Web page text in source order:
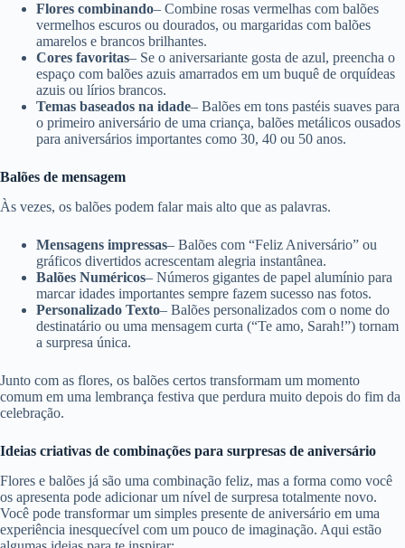
Flores combinando– Combine rosas vermelhas com balões
vermelhos escuros ou dourados, ou margaridas com balões
amarelos e brancos brilhantes.
Cores favoritas– Se o aniversariante gosta de azul, preencha o
espaço com balões azuis amarrados em um buquê de orquídeas
azuis ou lírios brancos.
Temas baseados na idade– Balões em tons pastéis suaves para
o primeiro aniversário de uma criança, balões metálicos ousados ​​
para aniversários importantes como 30, 40 ou 50 anos.
Balões de mensagem
Às vezes, os balões podem falar mais alto que as palavras.
Mensagens impressas– Balões com “Feliz Aniversário” ou
gráficos divertidos acrescentam alegria instantânea.
Balões Numéricos– Números gigantes de papel alumínio para
marcar idades importantes sempre fazem sucesso nas fotos.
Personalizado Texto– Balões personalizados com o nome do
destinatário ou uma mensagem curta (“Te amo, Sarah!”) tornam
a surpresa única.
Junto com as flores, os balões certos transformam um momento
comum em uma lembrança festiva que perdura muito depois do fim da
celebração.
Ideias criativas de combinações para surpresas de aniversário
Flores e balões já são uma combinação feliz, mas a forma como você
os apresenta pode adicionar um nível de surpresa totalmente novo.
Você pode transformar um simples presente de aniversário em uma
experiência inesquecível com um pouco de imaginação. Aqui estão